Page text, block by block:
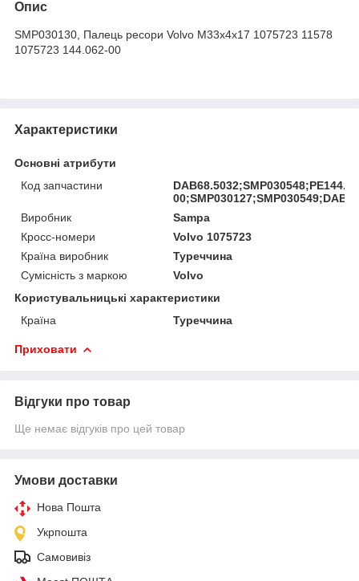
Опис
SMP030130, Палець ресори Volvo M33x4x17 1075723 11578
1075723 144.062-00
Характеристики
Основні атрибути
Код запчастини
Виробник
Sampa
Кросс-номери
Volvo 1075723
Країна виробник
Туреччина
Сумісність з маркою
Volvo
Користувальницькі характеристики
Країна
Туреччина
Приховати
Відгуки про товар
Ще немає відгуків про цей товар
Умови доставки
Нова Пошта
Укрпошта
Самовивіз